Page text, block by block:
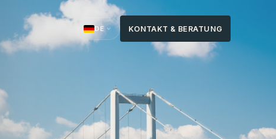
DE KONTAKT & BERATUNG